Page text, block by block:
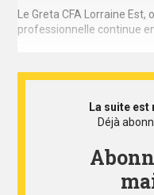
Le Greta CFA Lorraine
professionnelle continue
La suite est
Déjà